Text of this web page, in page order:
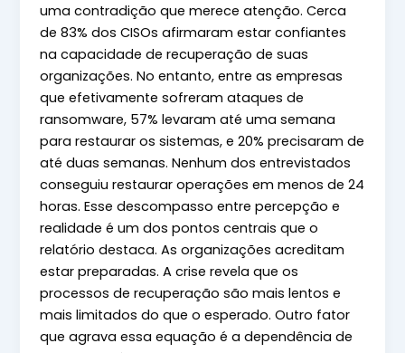
uma contradição que merece atenção. Cerca
de 83% dos CISOs afirmaram estar confiantes
na capacidade de recuperação de suas
organizações. No entanto, entre as empresas
que efetivamente sofreram ataques de
ransomware, 57% levaram até uma semana
para restaurar os sistemas, e 20% precisaram de
até duas semanas. Nenhum dos entrevistados
conseguiu restaurar operações em menos de 24
horas. Esse descompasso entre percepção e
realidade é um dos pontos centrais que o
relatório destaca. As organizações acreditam
estar preparadas. A crise revela que os
processos de recuperação são mais lentos e
mais limitados do que o esperado. Outro fator
que agrava essa equação é a dependência de